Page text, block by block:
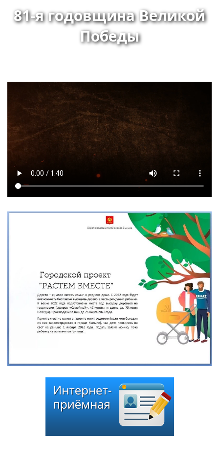
81-я годовщина Великой
Победы